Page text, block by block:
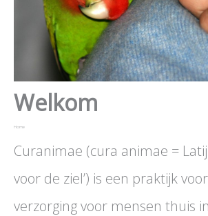
Welkom
Home
Curanimae (cura animae =
voor de ziel’) is een praktijk
verzorging voor mensen thuis